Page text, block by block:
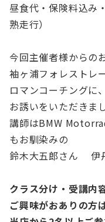
昼食代・保険料込み
熟走行）
今回主催者様からの
袖ヶ浦フォレストレ
ロマンコーチングに、
お誘いをいただきま
講師はBMW
もお馴染みの
鈴木大五郎さん 伊
クラス分け・受講内
ご興味がおありの方